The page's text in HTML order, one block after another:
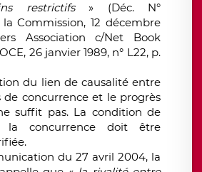
restrictifs» (Déc. N°
Commission, 12 décembre
Association c/Net Book
26 janvier 1989, n° L22, p.
du lien de causalité entre
de concurrence et le progrès
suffit pas. La condition de
la concurrence doit être
du 27 avril 2004, la